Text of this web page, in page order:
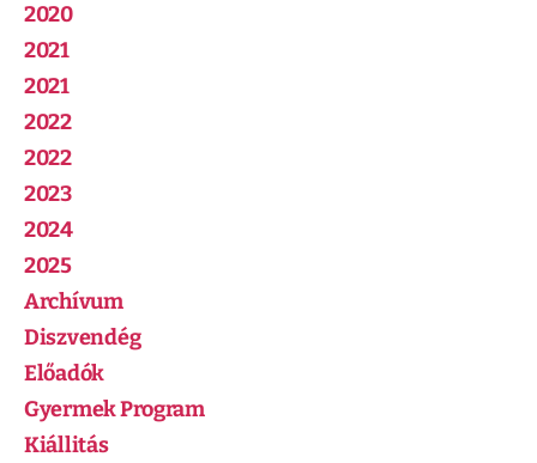
2020
2021
2021
2022
2022
2023
2024
2025
Archívum
Diszvendég
Előadók
Gyermek Program
Kiállitás